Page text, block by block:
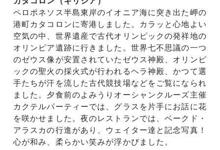
ペロポネソス半島東岸のイオニア海に突き出た岬の
港町カタコロンに寄港しました。カラッと心地よい
空気の中、世界遺産で古代オリンピックの発祥地の
オリンピア遺跡に行きました。世界七不思議の一つ
のゼウス像が安置されていたゼウス神殿、オリンピ
ックの聖火の採火式が行われるヘラ神殿、かつて選
手たちが汗を流した古代競技場などをご覧になられ
ました。夕食前のよみうりオーシャンクルーズ主催
カクテルパーティーでは、グラスを片手にお話に花
を咲かせました。夜のレストランでは、ベークド・
アラスカの行進があり、ウェイター達と記念写真！
心が和み、柔らかい笑みが浮かびました。